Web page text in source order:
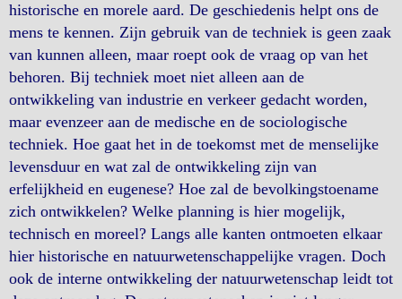
historische en morele aard. De geschiedenis helpt ons de
mens te kennen. Zijn gebruik van de techniek is geen zaak
van kunnen alleen, maar roept ook de vraag op van het
behoren. Bij techniek moet niet alleen aan de
ontwikkeling van industrie en verkeer gedacht worden,
maar evenzeer aan de medische en de sociologische
techniek. Hoe gaat het in de toekomst met de menselijke
levensduur en wat zal de ontwikkeling zijn van
erfelijkheid en eugenese? Hoe zal de bevolkingstoename
zich ontwikkelen? Welke planning is hier mogelijk,
technisch en moreel? Langs alle kanten ontmoeten elkaar
hier historische en natuurwetenschappelijke vragen. Doch
ook de interne ontwikkeling der natuurwetenschap leidt tot